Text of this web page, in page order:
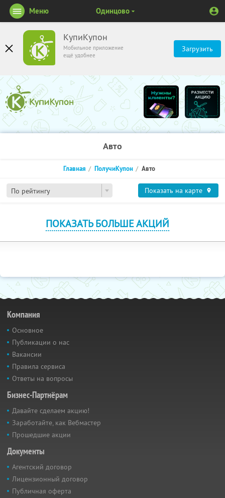
КупиКупон
Мобильное приложение
ещё удобнее
Загрузить
Меню Одинцово
Авто
По рейтингу
Главная ПолучиКупон Авто
Показать на карте
ПОКАЗАТЬ БОЛЬШЕ АКЦИЙ
Компания
Основное
Публикации о нас
Вакансии
Правила сервиса
Ответы на вопросы
Бизнес-Партнёрам
Давайте сделаем акцию!
Заработайте, как Вебмастер
Прошедшие акции
Документы
Агентский договор
Лицензионный договор
Публичная оферта